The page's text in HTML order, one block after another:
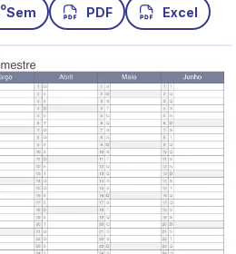
oSem PDF Excel